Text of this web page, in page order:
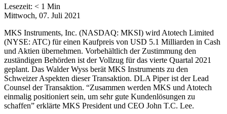
Lesezeit: < 1 Min
Mittwoch, 07. Juli 2021
MKS Instruments, Inc. (NASDAQ: MKSI) wird Atotech Limited
(NYSE: ATC) für einen Kaufpreis von USD 5.1 Milliarden in Cash
und Aktien übernehmen. Vorbehältlich der Zustimmung den
zuständigen Behörden ist der Vollzug für das vierte Quartal 2021
geplant. Das Walder Wyss berät MKS Instruments zu den
Schweizer Aspekten dieser Transaktion. DLA Piper ist der Lead
Counsel der Transaktion. “Zusammen werden MKS und Atotech
einmalig positioniert sein, um sehr gute Kundenlösungen zu
schaffen” erklärte MKS President und CEO John T.C. Lee.